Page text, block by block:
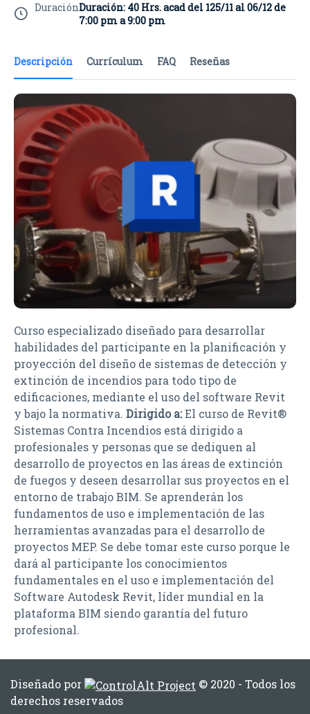
Descripción Currículum FAQ Reseñas
Curso especializado diseñado para desarrollar
habilidades del participante en la planificación y
proyección del diseño de sistemas de detección y
extinción de incendios para todo tipo de
edificaciones, mediante el uso del software Revit
y bajo la normativa. Dirigido a:El curso de Revit®
Sistemas Contra Incendios está dirigido a
profesionales y personas que se dediquen al
desarrollo de proyectos en las áreas de extinción
de fuegos y deseen desarrollar sus proyectos en el
entorno de trabajo BIM. Se aprenderán los
fundamentos de uso e implementación de las
herramientas avanzadas para el desarrollo de
proyectos MEP. Se debe tomar este curso porque le
dará al participante los conocimientos
fundamentales en el uso e implementación del
Software Autodesk Revit, líder mundial en la
plataforma BIM siendo garantía del futuro
profesional.
DuraciónDuración: 40 Hrs. acad del 125/11 al 06/12 de
7:00 pm a 9:00 pm
Diseñado por
© 2020 - Todos los
derechos reservados